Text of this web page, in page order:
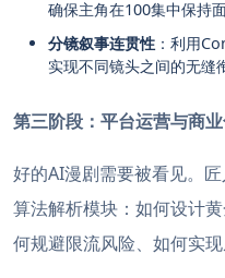
确保主角在100集中保持
分镜叙事连贯性 ：利用
实现不同镜头之间的无缝
第三阶段：平台运营与商
好的AI漫剧需要被看见。
算法解析模块：如何设计
何规避限流风险、如何实现